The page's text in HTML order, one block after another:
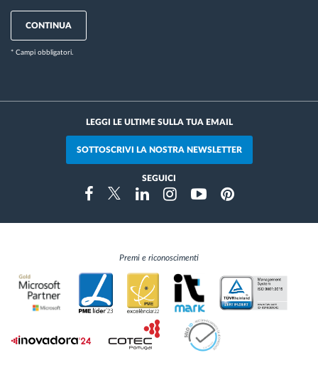
CONTINUA
* Campi obbligatori.
LEGGI LE ULTIME SULLA TUA EMAIL
SOTTOSCRIVI LA NOSTRA NEWSLETTER
SEGUICI
FacebookTwitterLinkedinInstragramYoutubePinterest
Premi e riconoscimenti